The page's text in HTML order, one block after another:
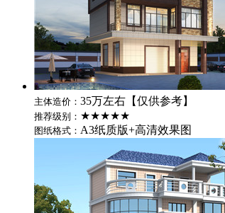
主体造价： 35万左右【仅供参考】
推荐级别： ★★★★★
图纸格式： A3纸质版+高清效果图